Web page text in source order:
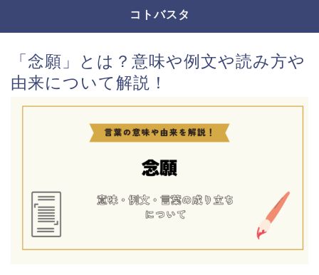
コトバスタ
「念願」とは？意味や例文や読み方や
由来について解説！